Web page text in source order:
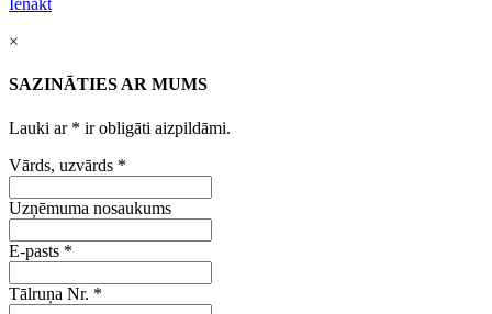
Ienākt
×
SAZINĀTIES AR MUMS
Lauki ar * ir obligāti aizpildāmi.
Vārds, uzvārds *
Uzņēmuma nosaukums
E-pasts *
Tālruņa Nr. *